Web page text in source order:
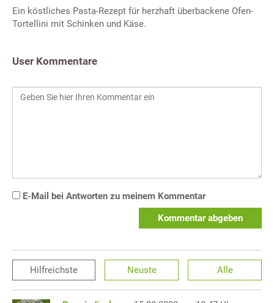
Ein köstliches Pasta-Rezept für herzhaft überbackene Ofen-
Tortellini mit Schinken und Käse.
User Kommentare
E-Mail bei Antworten zu meinem Kommentar
Kommentar abgeben
Hilfreichste Neuste Alle